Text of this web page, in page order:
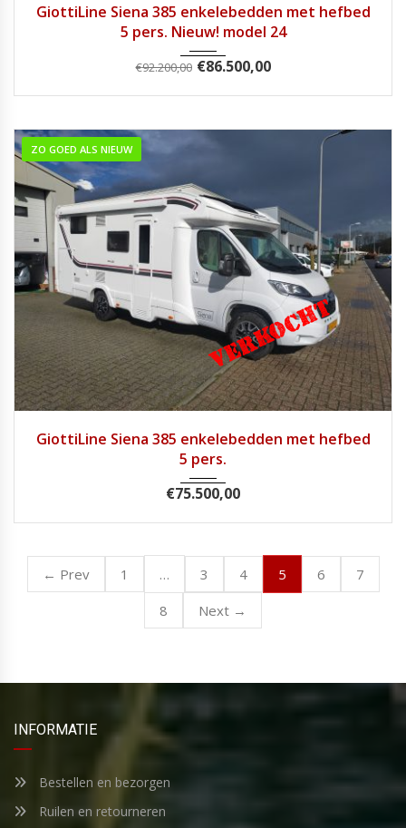
GiottiLine Siena 385 enkelebedden met hefbed
5 pers. Nieuw! model 24
€92.200,00 €86.500,00
ZO GOED ALS NIEUW
GiottiLine Siena 385 enkelebedden met hefbed
5 pers.
€75.500,00
← Prev 1 … 3 4 5 6
7
8
Next →
INFORMATIE
Bestellen en bezorgen
Ruilen en retourneren